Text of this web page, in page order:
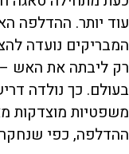
עוד יותר. ההדלפה
המבריקים נועדה
רק ליבתה את האש –
בעולם. כך נולדה
משפטיות מוצדקות
ההדלפה, כפי